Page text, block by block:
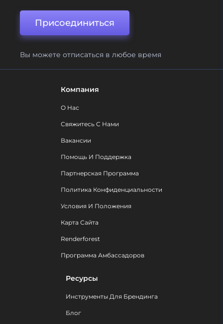
Присоединиться
Вы можете отписаться в любое время
Компания
О Нас
Свяжитесь С Нами
Вакансии
Помощь И Поддержка
Партнерская Программа
Политика Конфиденциальности
Условия И Положения
Карта Сайта
Renderforest
Программа Амбассадоров
Ресурсы
Инструменты Для Брендинга
Блог